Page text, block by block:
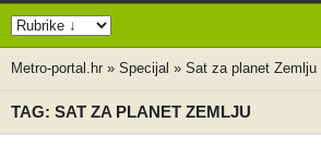
Metro-portal.hr » Specijal » Sat za planet Zemlju
TAG: SAT ZA PLANET ZEMLJU